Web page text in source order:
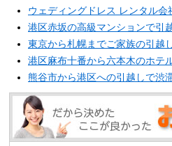
ウェディングドレス レンタル会
港区赤坂の高級マンションで引
東京から札幌までご家族の引越
港区麻布十番から六本木のホテ
熊谷市から港区への引越しで渋